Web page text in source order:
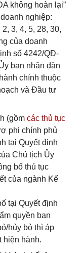
không hoàn lại”
nghiệp:
3, 4, 5, 28, 30,
của doanh
số 4242/QĐ-
ban nhân dân
chính thuộc
và Đầu tư
(gồm các thủ tục
phi chính phủ
tại Quyết định
Chủ tịch Ủy
bố thủ tục
của ngành Kế
tại Quyết định
quyền ban
hủy bỏ thì áp
hiện hành.